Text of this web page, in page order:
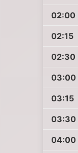
02:00
02:15
02:30
03:00
03:15
03:30
04:00